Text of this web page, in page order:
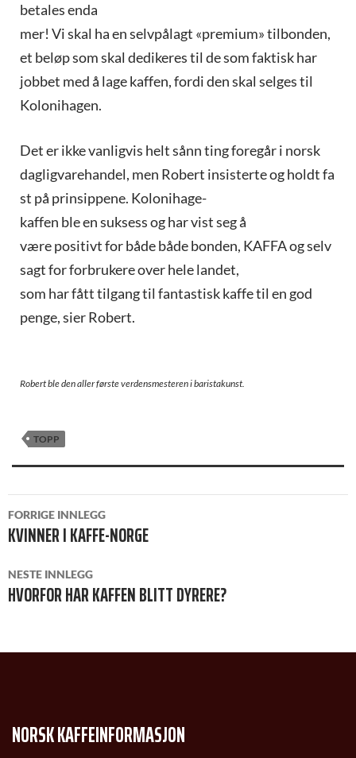
betales enda
mer! Vi skal ha en selvpålagt «premium» tilbonden,
et beløp som skal dedikeres til de som faktisk har
jobbet med å lage kaffen, fordi den skal selges til
Kolonihagen.
Det er ikke vanligvis helt sånn ting foregår i norsk
dagligvarehandel, men Robert insisterte og holdt fa
st på prinsippene. Kolonihage-
kaffen ble en suksess og har vist seg å
være positivt for både både bonden, KAFFA og selv
sagt for forbrukere over hele landet,
som har fått tilgang til fantastisk kaffe til en god
penge, sier Robert.
Robert ble den aller første verdensmesteren i baristakunst.
TOPP
INNLEGGSNAVIGASJON
FORRIGE INNLEGG
KVINNER I KAFFE-NORGE
NESTE INNLEGG
HVORFOR HAR KAFFEN BLITT DYRERE?
NORSK KAFFEINFORMASJON